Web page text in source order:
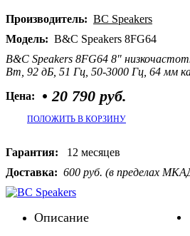
Производитель: BC Speakers
Модель: B&C Speakers 8FG64
B&C Speakers 8FG64 8"
Вт, 92 дБ, 51 Гц, 50-3000 Гц, 64 мм
Цена:
•20 790 руб.
ПОЛОЖИТЬ В КОРЗИНУ
Гарантия: 12 месяцев
Доставка: 600 руб. (в пределах
Описание